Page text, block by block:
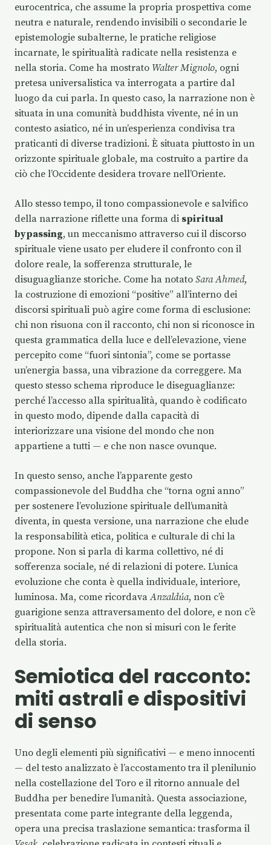
eurocentrica, che assume la propria prospettiva come
neutra e naturale, rendendo invisibili o secondarie le
epistemologie subalterne, le pratiche religiose
incarnate, le spiritualità radicate nella resistenza e
nella storia. Come ha mostrato Walter Mignolo, ogni
pretesa universalistica va interrogata a partire dal
luogo da cui parla. In questo caso, la narrazione non è
situata in una comunità buddhista vivente, né in un
contesto asiatico, né in un’esperienza condivisa tra
praticanti di diverse tradizioni. È situata piuttosto in un
orizzonte spirituale globale, ma costruito a partire da
ciò che l’Occidente desidera trovare nell’Oriente.
Allo stesso tempo, il tono compassionevole e salvifico
della narrazione riflette una forma di spiritual
bypassing, un meccanismo attraverso cui il discorso
spirituale viene usato per eludere il confronto con il
dolore reale, la sofferenza strutturale, le
disuguaglianze storiche. Come ha notato Sara Ahmed,
la costruzione di emozioni “positive” all’interno dei
discorsi spirituali può agire come forma di esclusione:
chi non risuona con il racconto, chi non si riconosce in
questa grammatica della luce e dell’elevazione, viene
percepito come “fuori sintonia”, come se portasse
un’energia bassa, una vibrazione da correggere. Ma
questo stesso schema riproduce le diseguaglianze:
perché l’accesso alla spiritualità, quando è codificato
in questo modo, dipende dalla capacità di
interiorizzare una visione del mondo che non
appartiene a tutti — e che non nasce ovunque.
In questo senso, anche l’apparente gesto
compassionevole del Buddha che “torna ogni anno”
per sostenere l’evoluzione spirituale dell’umanità
diventa, in questa versione, una narrazione che elude
la responsabilità etica, politica e culturale di chi la
propone. Non si parla di karma collettivo, né di
sofferenza sociale, né di relazioni di potere. L’unica
evoluzione che conta è quella individuale, interiore,
luminosa. Ma, come ricordavaAnzaldúa, non c’è
guarigione senza attraversamento del dolore, e non c’è
spiritualità autentica che non si misuri con le ferite
della storia.
Semiotica del racconto:
miti astrali e dispositivi
di senso
Uno degli elementi più significativi — e meno innocenti
— del testo analizzato è l’accostamento tra il plenilunio
nella costellazione del Toro e il ritorno annuale del
Buddha per benedire l’umanità. Questa associazione,
presentata come parte integrante della leggenda,
opera una precisa traslazione semantica: trasforma il